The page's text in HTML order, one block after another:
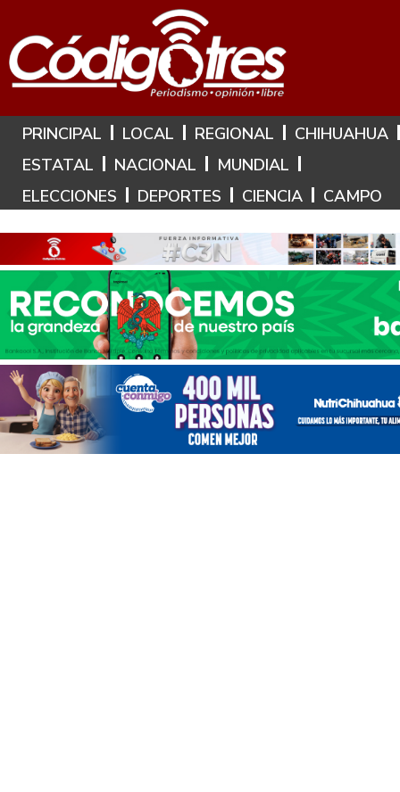
Hoy es: 8 de Agosto de 2026
PRINCIPAL LOCAL REGIONAL
CHIHUAHUA
ESTATAL
NACIONAL
MUNDIAL
ELECCIONES
DEPORTES CIENCIA CAMPO